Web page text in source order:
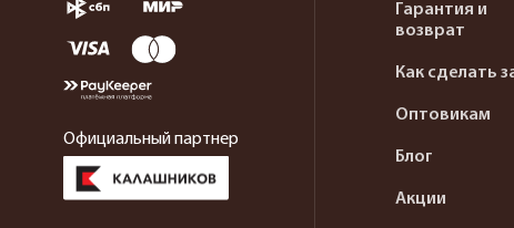
Официальный партнер
Гарантия и
возврат
Как сделать
Оптовикам
Блог
Акции